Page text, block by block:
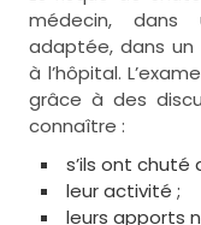
médecin, dans
adaptée, dans
à l’hôpital.
grâce à des
connaître :
s’ils ont chuté
leur activité ;
leurs apports